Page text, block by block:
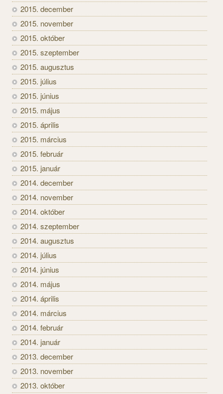
2015. december
2015. november
2015. október
2015. szeptember
2015. augusztus
2015. július
2015. június
2015. május
2015. április
2015. március
2015. február
2015. január
2014. december
2014. november
2014. október
2014. szeptember
2014. augusztus
2014. július
2014. június
2014. május
2014. április
2014. március
2014. február
2014. január
2013. december
2013. november
2013. október